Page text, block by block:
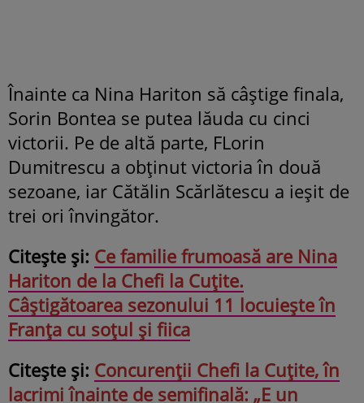
Înainte ca Nina Hariton să câștige finala,
Sorin Bontea se putea lăuda cu cinci
victorii. Pe de altă parte, FLorin
Dumitrescu a obținut victoria în două
sezoane, iar Cătălin Scărlătescu a ieșit de
trei ori învingător.
Citește și: Ce familie frumoasă are Nina
Hariton de la Chefi la Cuțite.
Câștigătoarea sezonului 11 locuiește în
Franța cu soțul și fiica
Citește și: Concurenții Chefi la Cuțite, în
lacrimi înainte de semifinală: „E un